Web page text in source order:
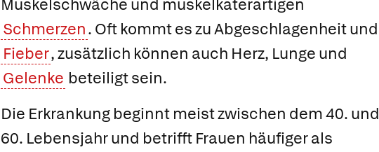
Muskelschwäche und muskelkaterartigen
Schmerzen. Oft kommt es zu Abgeschlagenheit und
Fieber, zusätzlich können auch Herz, Lunge und
Gelenke beteiligt sein.
Die Erkrankung beginnt meist zwischen dem 40. und
60. Lebensjahr und betrifft Frauen häufiger als